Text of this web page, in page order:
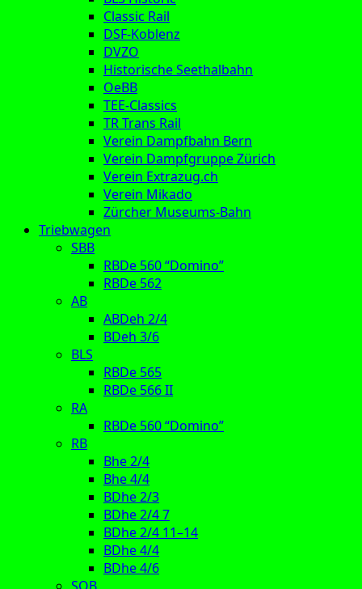
Classic Rail
DSF-Koblenz
DVZO
Historische Seethalbahn
OeBB
TEE-Classics
TR Trans Rail
Verein Dampfbahn Bern
Verein Dampfgruppe Zürich
Verein Extrazug.ch
Verein Mikado
Zürcher Museums-Bahn
Triebwagen
SBB
RBDe 560 “Domino”
RBDe 562
AB
ABDeh 2/4
BDeh 3/6
BLS
RBDe 565
RBDe 566 II
RA
RBDe 560 “Domino”
RB
Bhe 2/4
Bhe 4/4
BDhe 2/3
BDhe 2/4 7
BDhe 2/4 11–14
BDhe 4/4
BDhe 4/6